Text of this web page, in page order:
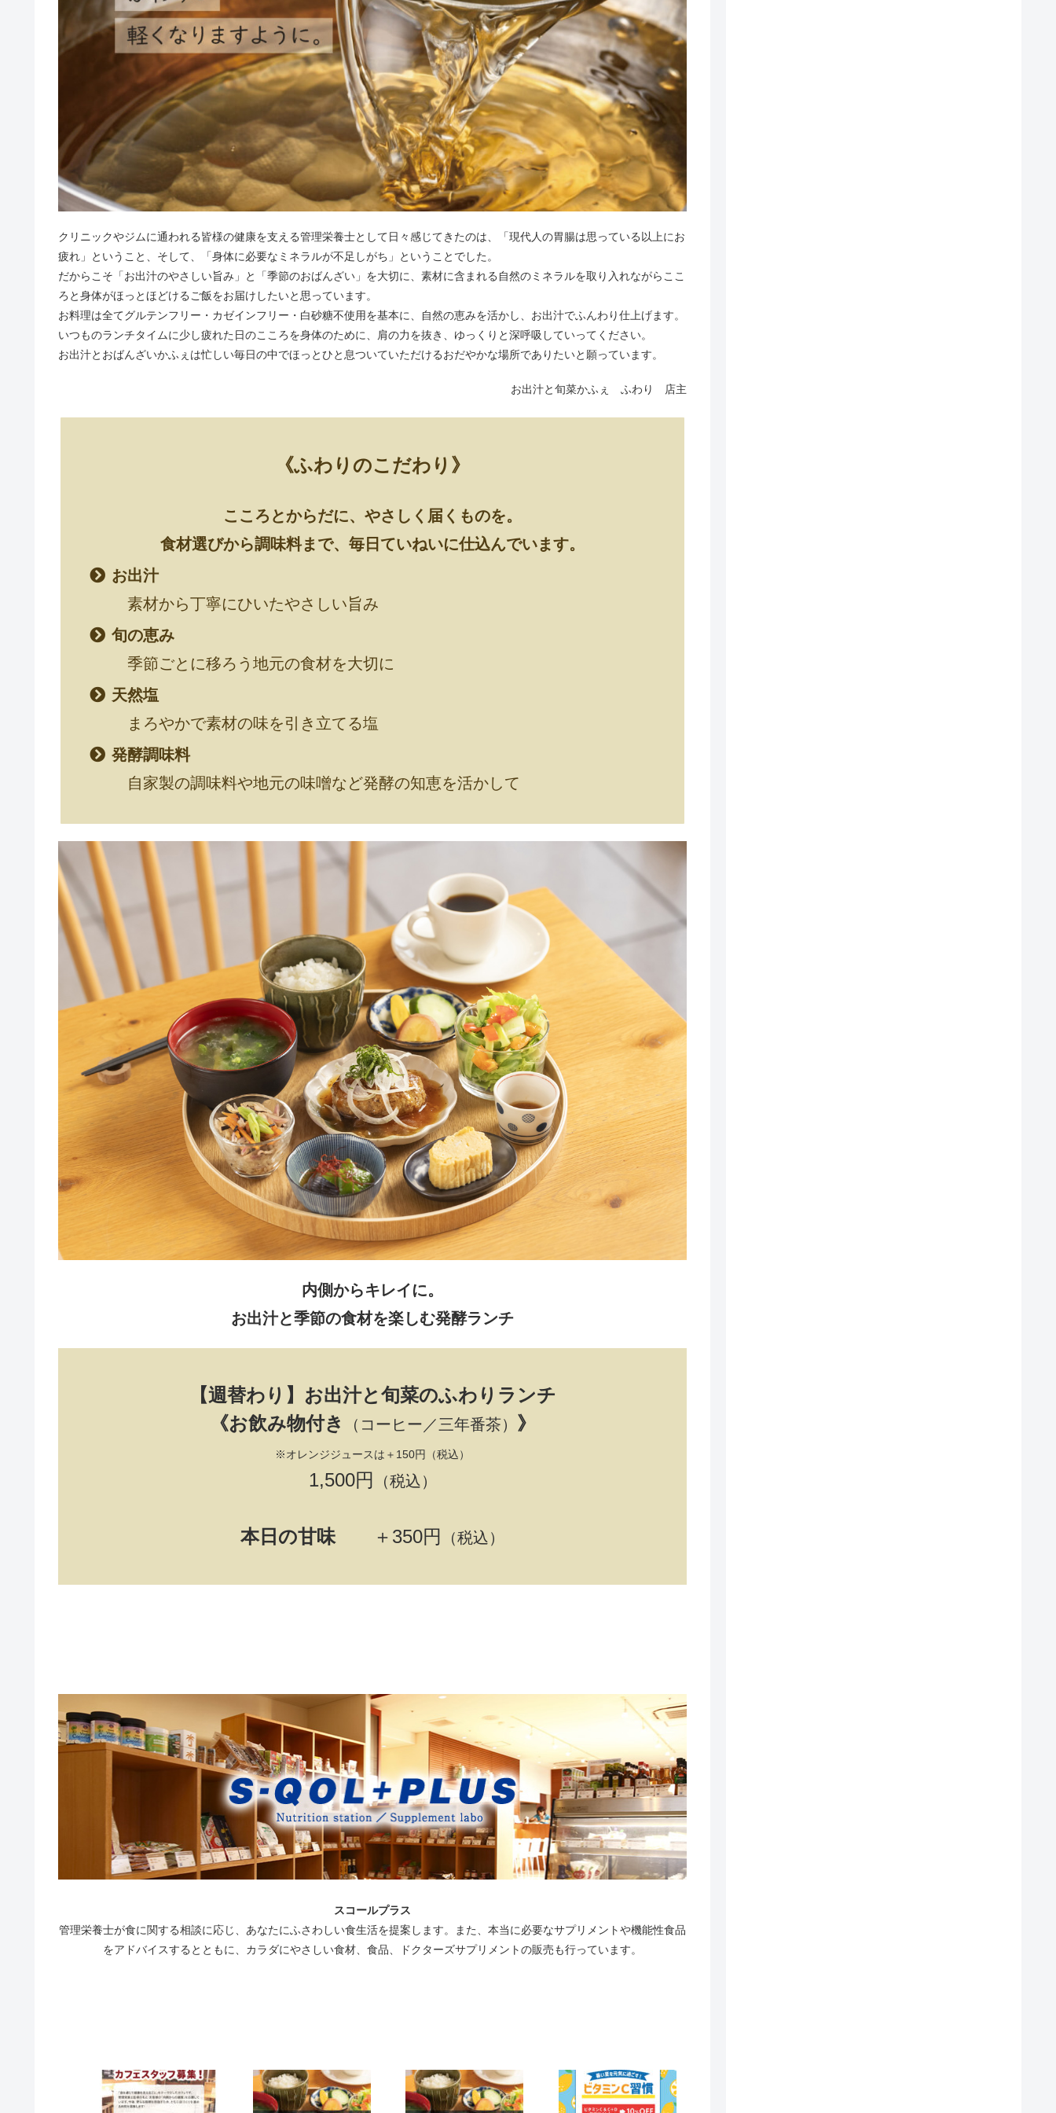
クリニックやジムに通われる皆様の健康を支える管理栄養士として日々感じてきたのは、「現代人の胃腸は思っている以上にお
疲れ」ということ、そして、「身体に必要なミネラルが不足しがち」ということでした。
だからこそ「お出汁のやさしい旨み」と「季節のおばんざい」を大切に、素材に含まれる自然のミネラルを取り入れながらここ
ろと身体がほっとほどけるご飯をお届けしたいと思っています。
お料理は全てグルテンフリー・カゼインフリー・白砂糖不使用を基本に、自然の恵みを活かし、お出汁でふんわり仕上げます。
いつものランチタイムに少し疲れた日のこころを身体のために、肩の力を抜き、ゆっくりと深呼吸していってください。
お出汁とおばんざいかふぇは忙しい毎日の中でほっとひと息ついていただけるおだやかな場所でありたいと願っています。
お出汁と旬菜かふぇ ふわり 店主
《ふわりのこだわり》
こころとからだに、やさしく届くものを。
食材選びから調味料まで、毎日ていねいに仕込んでいます。
お出汁
素材から丁寧にひいたやさしい旨み
旬の恵み
季節ごとに移ろう地元の食材を大切に
天然塩
まろやかで素材の味を引き立てる塩
発酵調味料
自家製の調味料や地元の味噌など発酵の知恵を活かして
内側からキレイに。
お出汁と季節の食材を楽しむ発酵ランチ
【週替わり】お出汁と旬菜のふわりランチ
《お飲み物付き
（コーヒー／三年番茶） 》
※オレンジジュースは＋150円（税込）
1,500円 （税込）
本日の甘味＋350円 （税込）
スコールプラス
管理栄養士が食に関する相談に応じ、あなたにふさわしい食生活を提案します。また、本当に必要なサプリメントや機能性食品
をアドバイスするとともに、カラダにやさしい食材、食品、ドクターズサプリメントの販売も行っています。